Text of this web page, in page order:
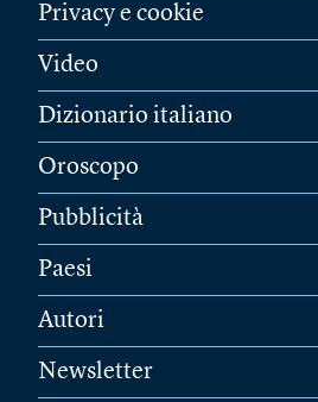
Privacy e cookie
Video
Dizionario italiano
Oroscopo
Pubblicità
Paesi
Autori
Newsletter